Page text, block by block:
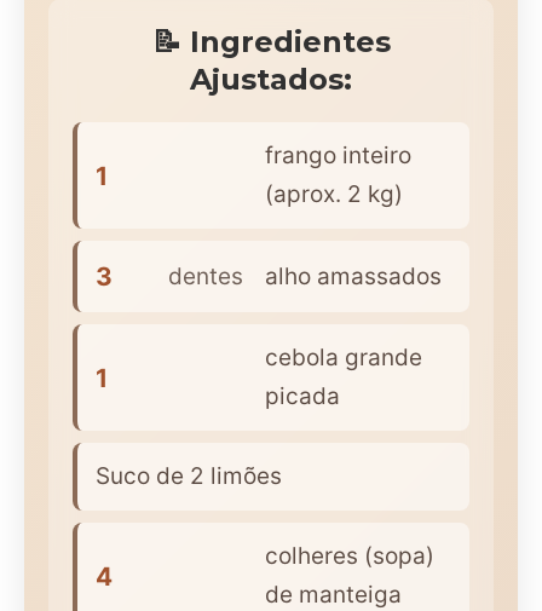
📝 Ingredientes
Ajustados:
1
frango inteiro
(aprox. 2 kg)
3 dentes alho amassados
1
cebola grande
picada
Suco de 2 limões
4
colheres (sopa)
de manteiga